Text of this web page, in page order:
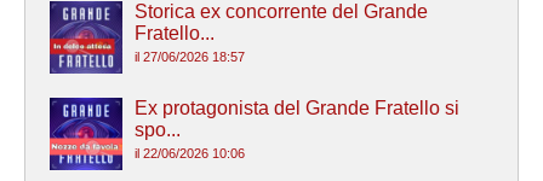
Storica ex concorrente del Grande
Fratello...
il 27/06/2026 18:57
Ex protagonista del Grande Fratello si
spo...
il 22/06/2026 10:06